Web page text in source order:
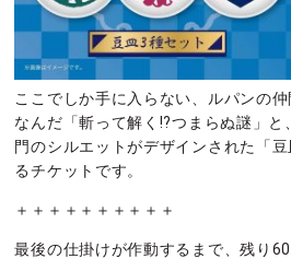
ここでしか手に入らない、ルパンの
なんだ「斬って解く!?つまらぬ謎」と
門のシルエットがデザインされた「
るチケットです。
＋＋＋＋＋＋＋＋＋＋
最後の仕掛けが作動するまで、残り60